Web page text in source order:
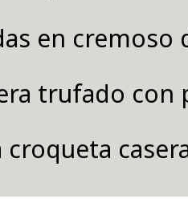
en cremoso
trufado con
croqueta